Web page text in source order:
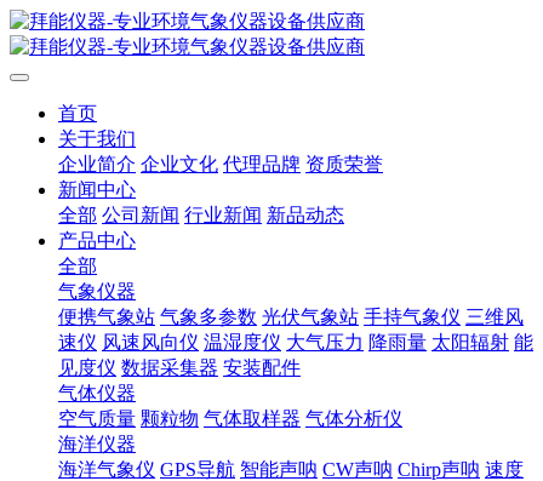
首页
关于我们
企业简介 企业文化 代理品牌 资质荣誉
新闻中心
全部 公司新闻 行业新闻 新品动态
产品中心
全部
气象仪器
便携气象站 气象多参数 光伏气象站 手持气象仪 三维风
速仪 风速风向仪 温湿度仪 大气压力 降雨量 太阳辐射 能
见度仪 数据采集器 安装配件
气体仪器
空气质量 颗粒物 气体取样器 气体分析仪
海洋仪器
海洋气象仪 GPS导航 智能声呐 CW声呐 Chirp声呐 速度